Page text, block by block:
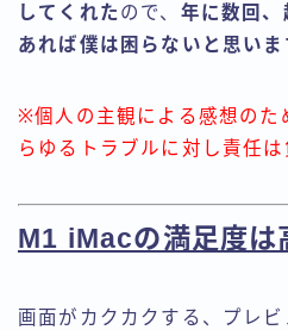
してくれた ので、 年に数回、
あれば僕は困らないと思いま
※個人の主観による感想のた
らゆるトラブルに対し責任は
M1 iMacの満足度は
画面がカクカクする、プレ